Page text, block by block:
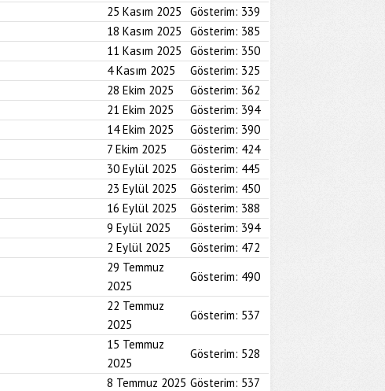
25 Kasım 2025 Gösterim: 339
18 Kasım 2025 Gösterim: 385
11 Kasım 2025 Gösterim: 350
4 Kasım 2025 Gösterim: 325
28 Ekim 2025 Gösterim: 362
21 Ekim 2025 Gösterim: 394
14 Ekim 2025 Gösterim: 390
7 Ekim 2025 Gösterim: 424
30 Eylül 2025 Gösterim: 445
23 Eylül 2025 Gösterim: 450
16 Eylül 2025 Gösterim: 388
9 Eylül 2025 Gösterim: 394
2 Eylül 2025 Gösterim: 472
29 Temmuz
2025
Gösterim: 490
22 Temmuz
2025
Gösterim: 537
15 Temmuz
2025
Gösterim: 528
8 Temmuz 2025 Gösterim: 537